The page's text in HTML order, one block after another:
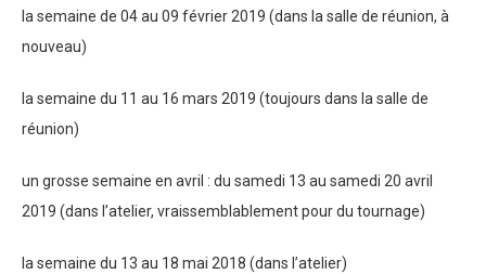
la semaine de 04 au 09 février 2019 (dans la salle de réunion, à
nouveau)
la semaine du 11 au 16 mars 2019 (toujours dans la salle de
réunion)
un grosse semaine en avril : du samedi 13 au samedi 20 avril
2019 (dans l’atelier, vraissemblablement pour du tournage)
la semaine du 13 au 18 mai 2018 (dans l’atelier)